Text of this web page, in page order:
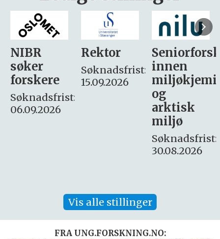
Rektor
Søknadsfrist:
15.09.2026
Seniorforsker
innen
miljøkjemi
søker
– fast
Søknadsfrist:
16. august.
Vis alle stillinger
FRA UNG.FORSKNING.NO: